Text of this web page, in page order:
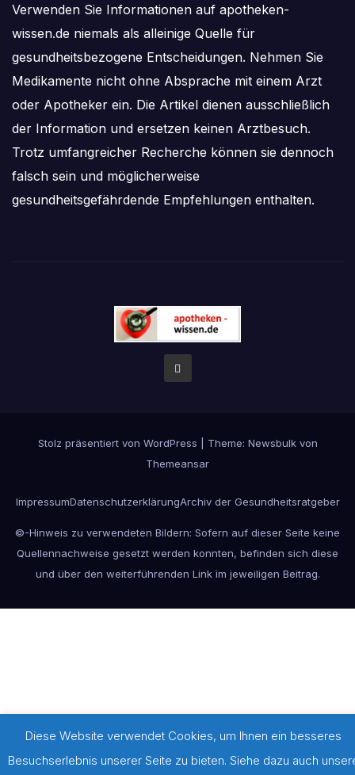
Verwenden Sie Informationen auf apotheken-
wissen.de niemals als alleinige Quelle für
gesundheitsbezogene Entscheidungen. Nehmen Sie
Medikamente nicht ohne Absprache mit einem Arzt
oder Apotheker ein. Die Artikel dienen ausschließlich
der Information und ersetzen keinen Arztbesuch.
Trotz umfangreicher Recherche können sie dennoch
falsch sein und möglicherweise
gesundheitsgefährdende Empfehlungen enthalten.
Stolz präsentiert von WordPress Theme: Newsbulkvon
Themeansar
ImpressumDatenschutzerklärungArchiv der Gesundheitsratgeber
©-Hinweis zu verwendeten Bildern: Sofern auf dieser Seite keine
Quellennachweise gesetzt werden konnten, befinden sich diese
und über den weiterführenden Link im jeweiligen Beitrag.
Diese Website verwendet Cookies, um Ihnen ein besseres
Besuchserlebnis unserer Seite zu bieten. Siehe dazu auch